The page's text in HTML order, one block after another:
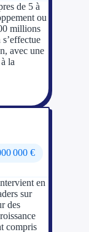
de 5 à
ou
millions
avec une
la
000 €
en
sur
des
compris